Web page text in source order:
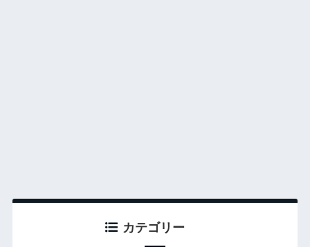
カテゴリー